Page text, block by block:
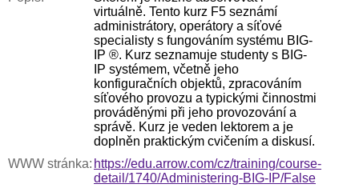
virtuálně. Tento kurz F5 seznámí
administrátory, operátory a síťové
specialisty s fungováním systému BIG-
IP ®. Kurz seznamuje studenty s BIG-
IP systémem, včetně jeho
konfiguračních objektů, zpracováním
síťového provozu a typickými činnostmi
prováděnými při jeho provozování a
správě. Kurz je veden lektorem a je
doplněn praktickým cvičením a diskusí.
WWW stránka: https://edu.arrow.com/cz/training/course-
detail/1740/Administering-BIG-IP/False